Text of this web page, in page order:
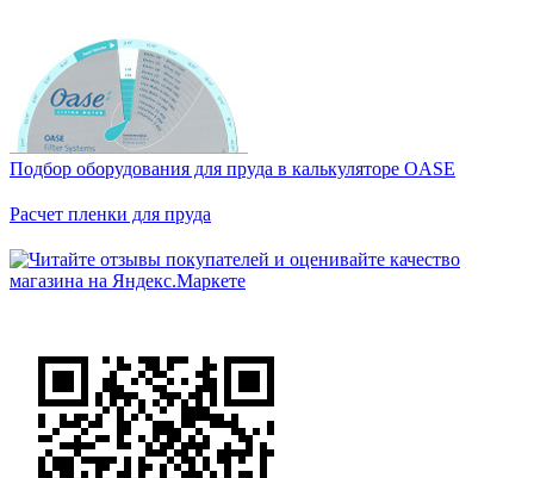
Подбор оборудования для пруда в калькуляторе OASE
Расчет пленки для пруда